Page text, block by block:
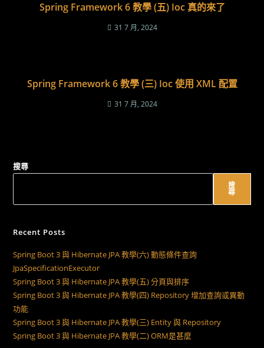
Spring Framework 6 教學 (五) Ioc 真的來了
31 7 月, 2024
Spring Framework 6 教學 (三) Ioc 使用 XML 配置
31 7 月, 2024
搜尋
搜
尋
Recent Posts
Spring Boot 3 與 Hibernate JPA 教學(六) 動態條件查詢
JpaSpecificationExecutor
Spring Boot 3 與 Hibernate JPA 教學(五) 分頁與排序
Spring Boot 3 與 Hibernate JPA 教學(四) Repository 增加查詢或異動
功能
Spring Boot 3 與 Hibernate JPA 教學(三) Entity 與 Repository
Spring Boot 3 與 Hibernate JPA 教學(二) ORM是甚麼